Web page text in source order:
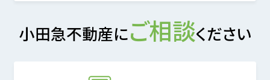
小田急不動産にご相談ください